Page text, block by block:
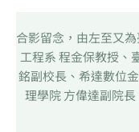
合影留念，由左至又
工程系 程金保教授、
銘副校長、希達數位
理學院 方偉達副院